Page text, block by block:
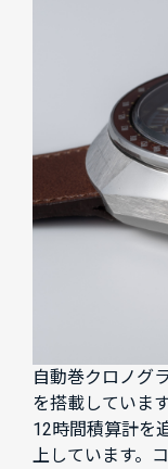
自動巻クロノグ
を搭載していま
12時間積算計を
上しています。